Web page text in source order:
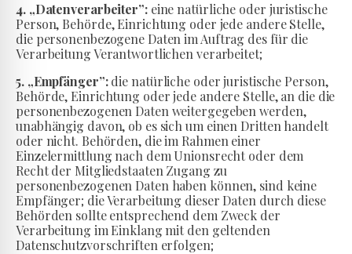
4. „Datenverarbeiter”:eine natürliche oder juristische
Person, Behörde, Einrichtung oder jede andere Stelle,
die personenbezogene Daten im Auftrag des für die
Verarbeitung Verantwortlichen verarbeitet;
5. „Empfänger”:die natürliche oder juristische Person,
Behörde, Einrichtung oder jede andere Stelle, an die die
personenbezogenen Daten weitergegeben werden,
unabhängig davon, ob es sich um einen Dritten handelt
oder nicht. Behörden, die im Rahmen einer
Einzelermittlung nach dem Unionsrecht oder dem
Recht der Mitgliedstaaten Zugang zu
personenbezogenen Daten haben können, sind keine
Empfänger; die Verarbeitung dieser Daten durch diese
Behörden sollte entsprechend dem Zweck der
Verarbeitung im Einklang mit den geltenden
Datenschutzvorschriften erfolgen;